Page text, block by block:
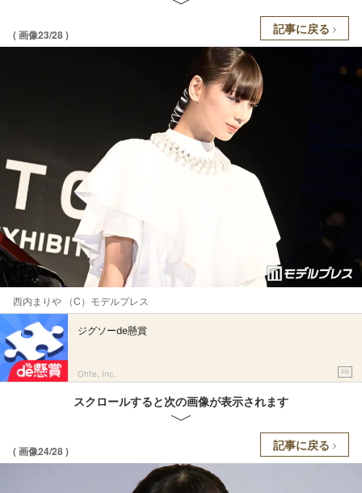
( 画像23/28 ) 記事に戻る
西内まりや （C）モデルプレス
ジグソーde懸賞
Ohte, Inc. PR
スクロールすると次の画像が表示されます
( 画像24/28 ) 記事に戻る